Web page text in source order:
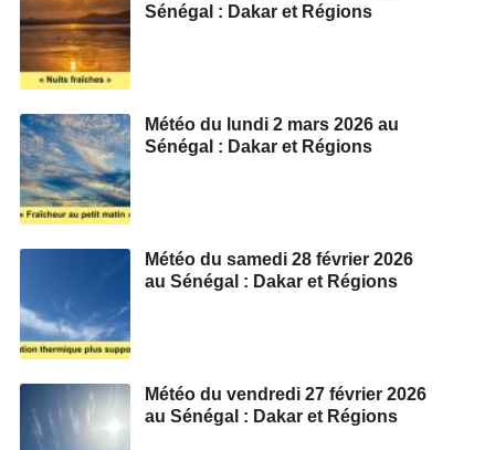
Sénégal : Dakar et Régions
Météo du lundi 2 mars 2026 au
Sénégal : Dakar et Régions
Météo du samedi 28 février 2026
au Sénégal : Dakar et Régions
Météo du vendredi 27 février 2026
au Sénégal : Dakar et Régions